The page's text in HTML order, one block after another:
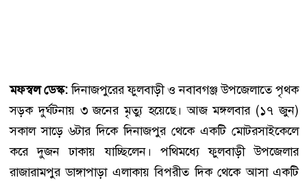
মফস্বল ডেস্ক:দিনাজপুরের ফুলবাড়ী ও নবাবগঞ্জ উপজেলাতে পৃথক
সড়ক দুর্ঘটনায় ৩ জনের মৃত্যু হয়েছে। আজ মঙ্গলবার (১৭ জুন)
সকাল সাড়ে ৬টার দিকে দিনাজপুর থেকে একটি মোটরসাইকেলে
করে দুজন ঢাকায় যাচ্ছিলেন। পথিমধ্যে ফুলবাড়ী উপজেলার
রাজারামপুর ডাঙ্গাপাড়া এলাকায় বিপরীত দিক থেকে আসা একটি